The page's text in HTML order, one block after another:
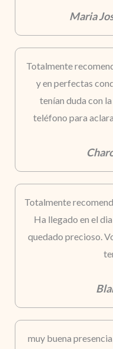
Maria
Totalmente
y en perfectas
tenían duda con
teléfono para
Totalmente
Ha llegado en el
quedado precioso.
muy buena